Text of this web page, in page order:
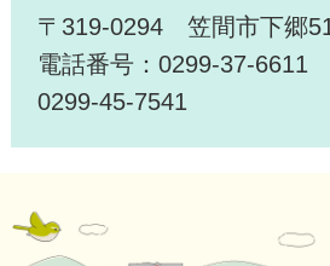
〒319-0294 笠間市下郷
電話番号：0299-37-6611
0299-45-7541